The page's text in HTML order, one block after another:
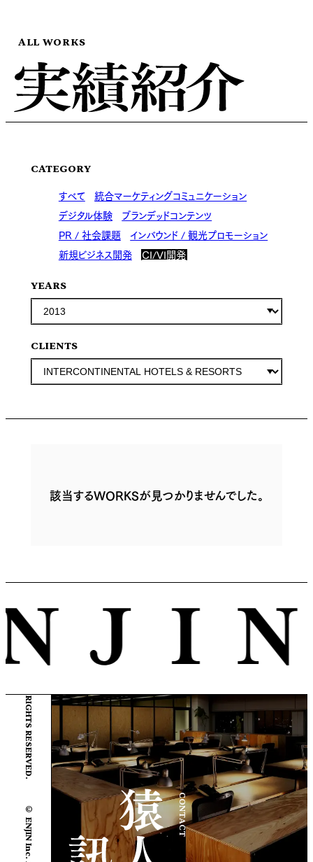
ALL WORKS
CATEGORY
すべて 統合マーケティングコミュニケーション
デジタル体験
ブランデッドコンテンツ
PR / 社会課題 インバウンド / 観光プロモーション
新規ビジネス開発
CI/VI開発
YEARS
CLIENTS
該当するWORKSが見つかりませんでした。
© ENJIN Inc. ALL RIGHTS RESERVED.
CONTACT